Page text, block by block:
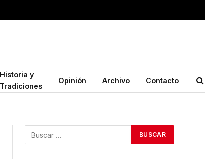
Historia y
Tradiciones
Opinión Archivo Contacto